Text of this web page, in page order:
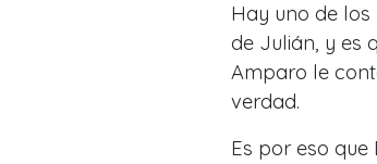
Hay uno de
de Julián, y es
Amparo le
verdad.
Es por eso